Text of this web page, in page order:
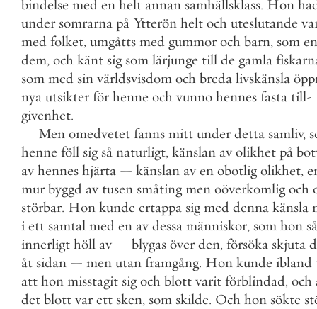
bindelse med en helt annan samhällsklass. Hon
under somrarna på Ytterön helt och uteslutande
med folket, umgåtts med gummor och barn, som en
dem, och känt sig som lärjunge till de gamla
som med sin världsvisdom och breda livskänsla
nya utsikter för henne och vunno hennes fasta till-
givenhet.
Men omedvetet fanns mitt under detta samliv,
henne föll sig så naturligt, känslan av olikhet på
av hennes hjärta — känslan av en obotlig olikhet,
mur byggd av tusen småting men oöverkomlig och
störbar. Hon kunde ertappa sig med denna känsla
i ett samtal med en av dessa människor, som hon så
innerligt höll av — blygas över den, försöka skjuta
åt sidan — men utan framgång. Hon kunde ibland
att hon misstagit sig och blott varit förblindad, och
det blott var ett sken, som skilde. Och hon sökte